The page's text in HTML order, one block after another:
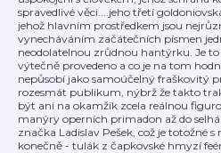
spravedlivé věci....jeho třetí
jehož hlavním prostředkem jsou
vynecháváním začátečních písmen
neodolatelnou zrůdnou hantýrku. Je
výtečně provedeno a co je na tom
nepůsobí jako samoúčelný fraškovitý
rozesmát publikum, nýbrž že takto
být ani na okamžik zcela reálnou
manýry operních primadon až do
značka Ladislav Pešek, což je totožné
konečně - tulák z čapkovské hmyzí